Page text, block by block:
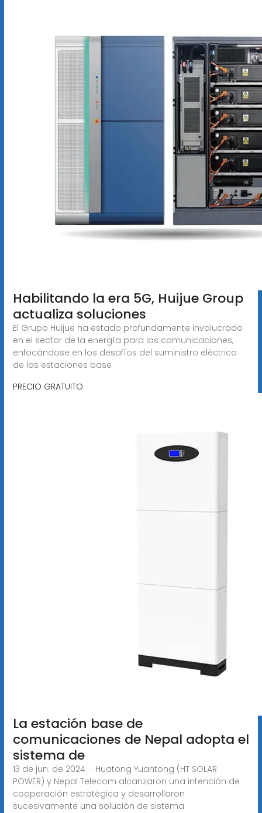
Habilitando la era 5G, Huijue Group
actualiza soluciones
El Grupo Huijue ha estado profundamente involucrado
en el sector de la energía para las comunicaciones,
enfocándose en los desafíos del suministro eléctrico
de las estaciones base
PRECIO GRATUITO
La estación base de
comunicaciones de Nepal adopta el
sistema de
13 de jun. de 2024 · Huatong Yuantong (HT SOLAR
POWER) y Nepal Telecom alcanzaron una intención de
cooperación estratégica y desarrollaron
sucesivamente una solución de sistema